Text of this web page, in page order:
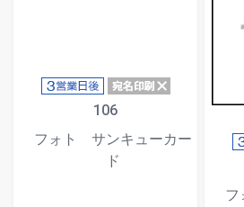
106
フォト サンキューカー
ド